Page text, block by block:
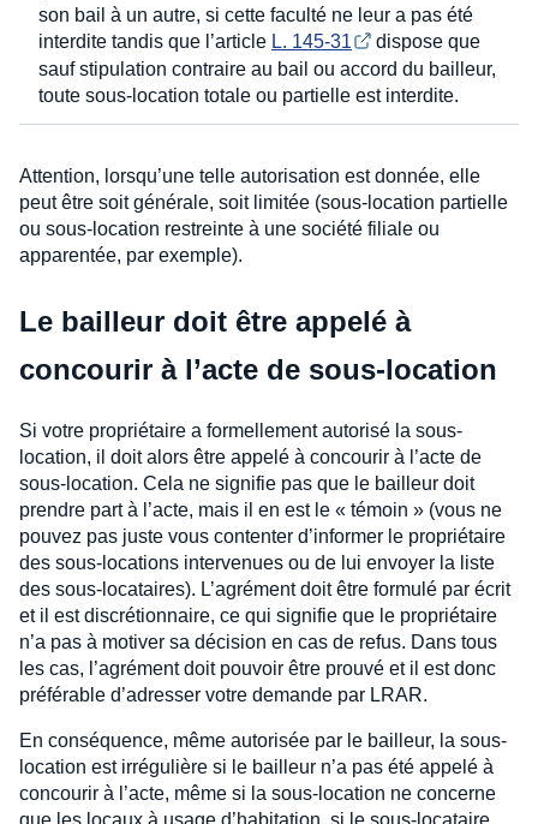
son bail à un autre, si cette faculté ne leur a pas été
interdite tandis que l’article L. 145-31
dispose que
sauf stipulation contraire au bail ou accord du bailleur,
toute sous-location totale ou partielle est interdite.
Attention, lorsqu’une telle autorisation est donnée, elle
peut être soit générale, soit limitée (sous-location partielle
ou sous-location restreinte à une société filiale ou
apparentée, par exemple).
Le bailleur doit être appelé à
concourir à l’acte de sous-location
Si votre propriétaire a formellement autorisé la sous-
location, il doit alors être appelé à concourir à l’acte de
sous-location. Cela ne signifie pas que le bailleur doit
prendre part à l’acte, mais il en est le « témoin » (vous ne
pouvez pas juste vous contenter d’informer le propriétaire
des sous-locations intervenues ou de lui envoyer la liste
des sous-locataires). L’agrément doit être formulé par écrit
et il est discrétionnaire, ce qui signifie que le propriétaire
n’a pas à motiver sa décision en cas de refus. Dans tous
les cas, l’agrément doit pouvoir être prouvé et il est donc
préférable d’adresser votre demande par LRAR.
En conséquence, même autorisée par le bailleur, la sous-
location est irrégulière si le bailleur n’a pas été appelé à
concourir à l’acte, même si la sous-location ne concerne
que les locaux à usage d’habitation, si le sous-locataire